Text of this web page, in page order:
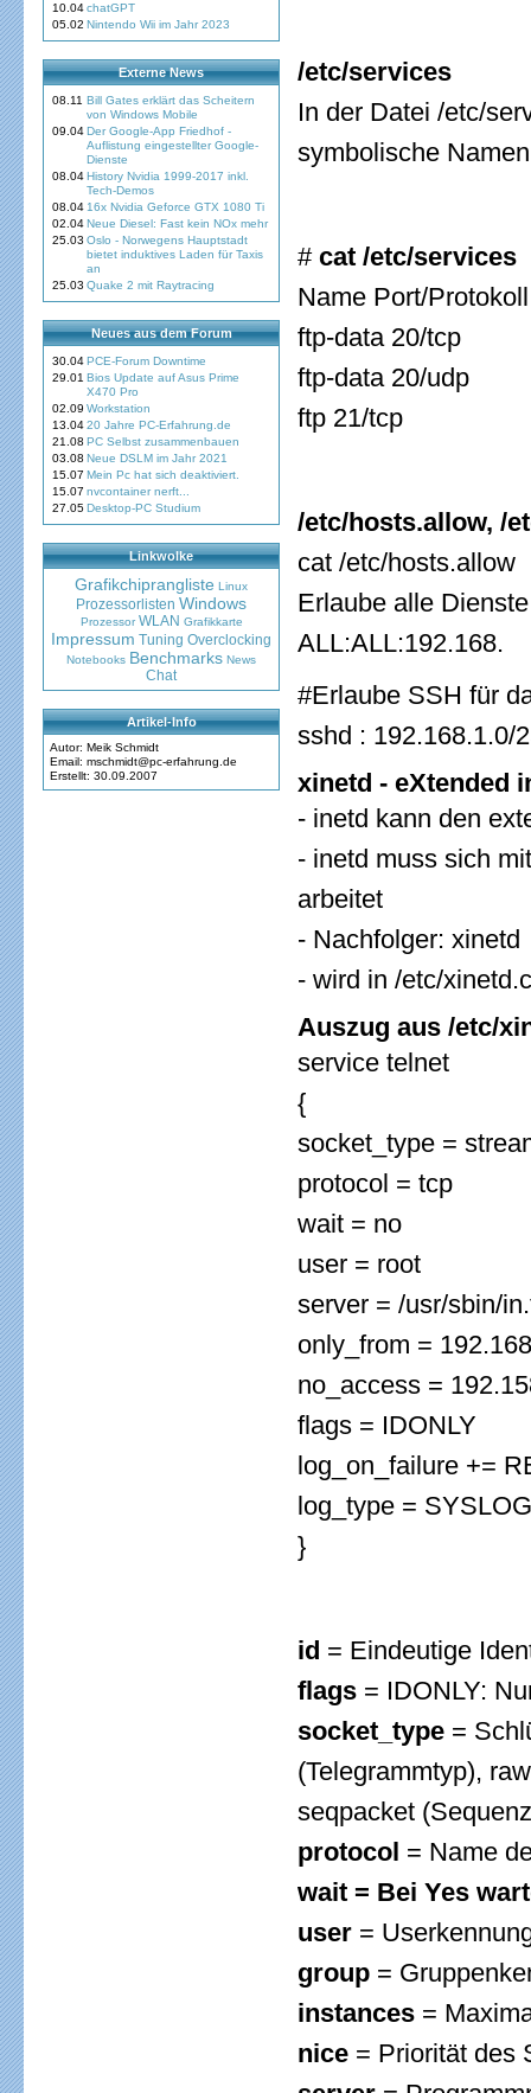
10.04chatGPT
05.02 Nintendo Wii im Jahr 2023
Externe News
08.11 Bill Gates erklärt das Scheitern
von Windows Mobile
09.04Der Google-App Friedhof -
Auflistung eingestellter Google-
Dienste
08.04History Nvidia 1999-2017 inkl.
Tech-Demos
08.04 16x Nvidia Geforce GTX 1080 Ti
02.04Neue Diesel: Fast kein NOx mehr
25.03 Oslo - Norwegens Hauptstadt
bietet induktives Laden für Taxis
an
25.03 Quake 2 mit Raytracing
Neues aus dem Forum
30.04PCE-Forum Downtime
29.01 Bios Update auf Asus Prime
X470 Pro
02.09 Workstation
13.0420 Jahre PC-Erfahrung.de
21.08 PC Selbst zusammenbauen
03.08 Neue DSLM im Jahr 2021
15.07 Mein Pc hat sich deaktiviert.
15.07 nvcontainer nerft...
27.05Desktop-PC Studium
Linkwolke
Grafikchiprangliste Linux
Prozessorlisten Windows
Prozessor WLAN Grafikkarte
Impressum Tuning Overclocking
Notebooks Benchmarks News
Chat
Artikel-Info
Autor: Meik Schmidt
Email: mschmidt@pc-erfahrung.de
Erstellt: 30.09.2007
/etc/services
In der Datei /etc/
symbolische
#cat /etc/services
Name Port/Protokoll
ftp-data 20/tcp
ftp-data 20/udp
ftp 21/tcp
/etc/hosts.allow, /
cat /etc/hosts.allow
Erlaube alle
ALL:ALL:192.168.
#Erlaube SSH für
sshd : 192.168.1.0/
xinetd - eXtended
- inetd kann den
- inetd muss sich
arbeitet
- Nachfolger: xinetd
- wird in /etc/
Auszug aus /etc/
service telnet
{
socket_type =
protocol = tcp
wait = no
user = root
server = /usr/sbin/
only_from =
no_access =
flags = IDONLY
log_on_failure +=
log_type =
}
id = Eindeutige
flags = IDONLY:
socket_type =
(Telegrammtyp),
seqpacket
protocol = Name
wait = Bei Yes
user =
group =
instances =
nice = Priorität des